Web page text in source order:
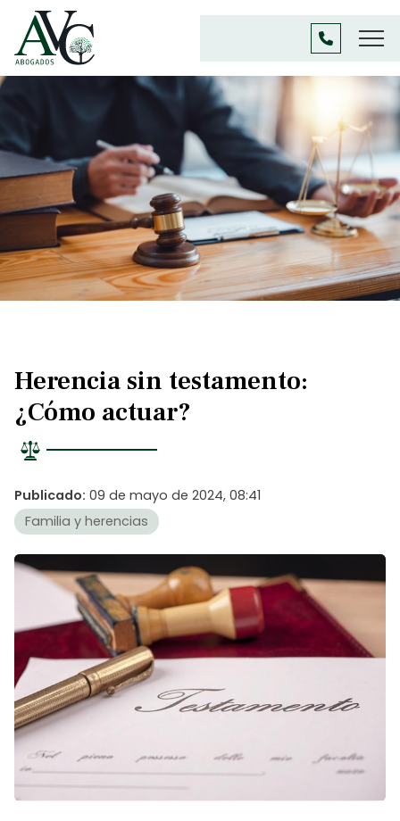
Herencia sin testamento:
¿Cómo actuar?
Publicado: 09 de mayo de 2024, 08:41
Familia y herencias